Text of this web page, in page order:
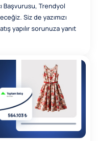
Başvurusu, Trendyol
Siz de yazımızı
yapılır sorunuza yanıt